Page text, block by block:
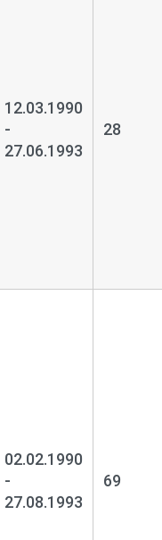
12.03.1990
-
27.06.1993
28
02.02.1990
-
27.08.1993
69